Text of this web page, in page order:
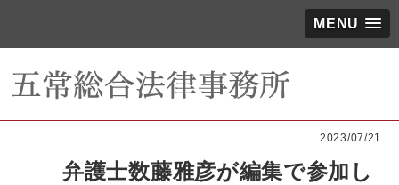
MENU
2023/07/21
弁護士数藤雅彦が編集で参加し